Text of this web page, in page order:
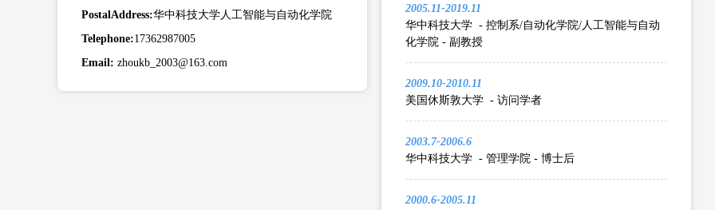
PostalAddress:华中科技大学人工智能与自动化学院
Telephone:17362987005
Email: zhoukb_2003@163.com
2005.11-2019.11
华中科技大学 - 控制系/自动化学院/人工智能与自动
化学院 - 副教授
2009.10-2010.11
美国休斯敦大学 - 访问学者
2003.7-2006.6
华中科技大学 - 管理学院 - 博士后
2000.6-2005.11